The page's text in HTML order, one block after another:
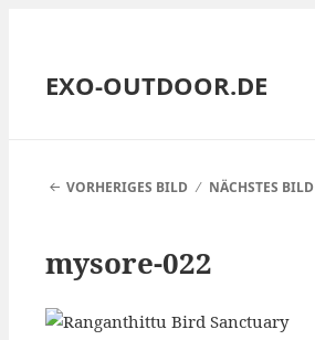
EXO-OUTDOOR.DE
VORHERIGES BILD
NÄCHSTES BILD
mysore-022